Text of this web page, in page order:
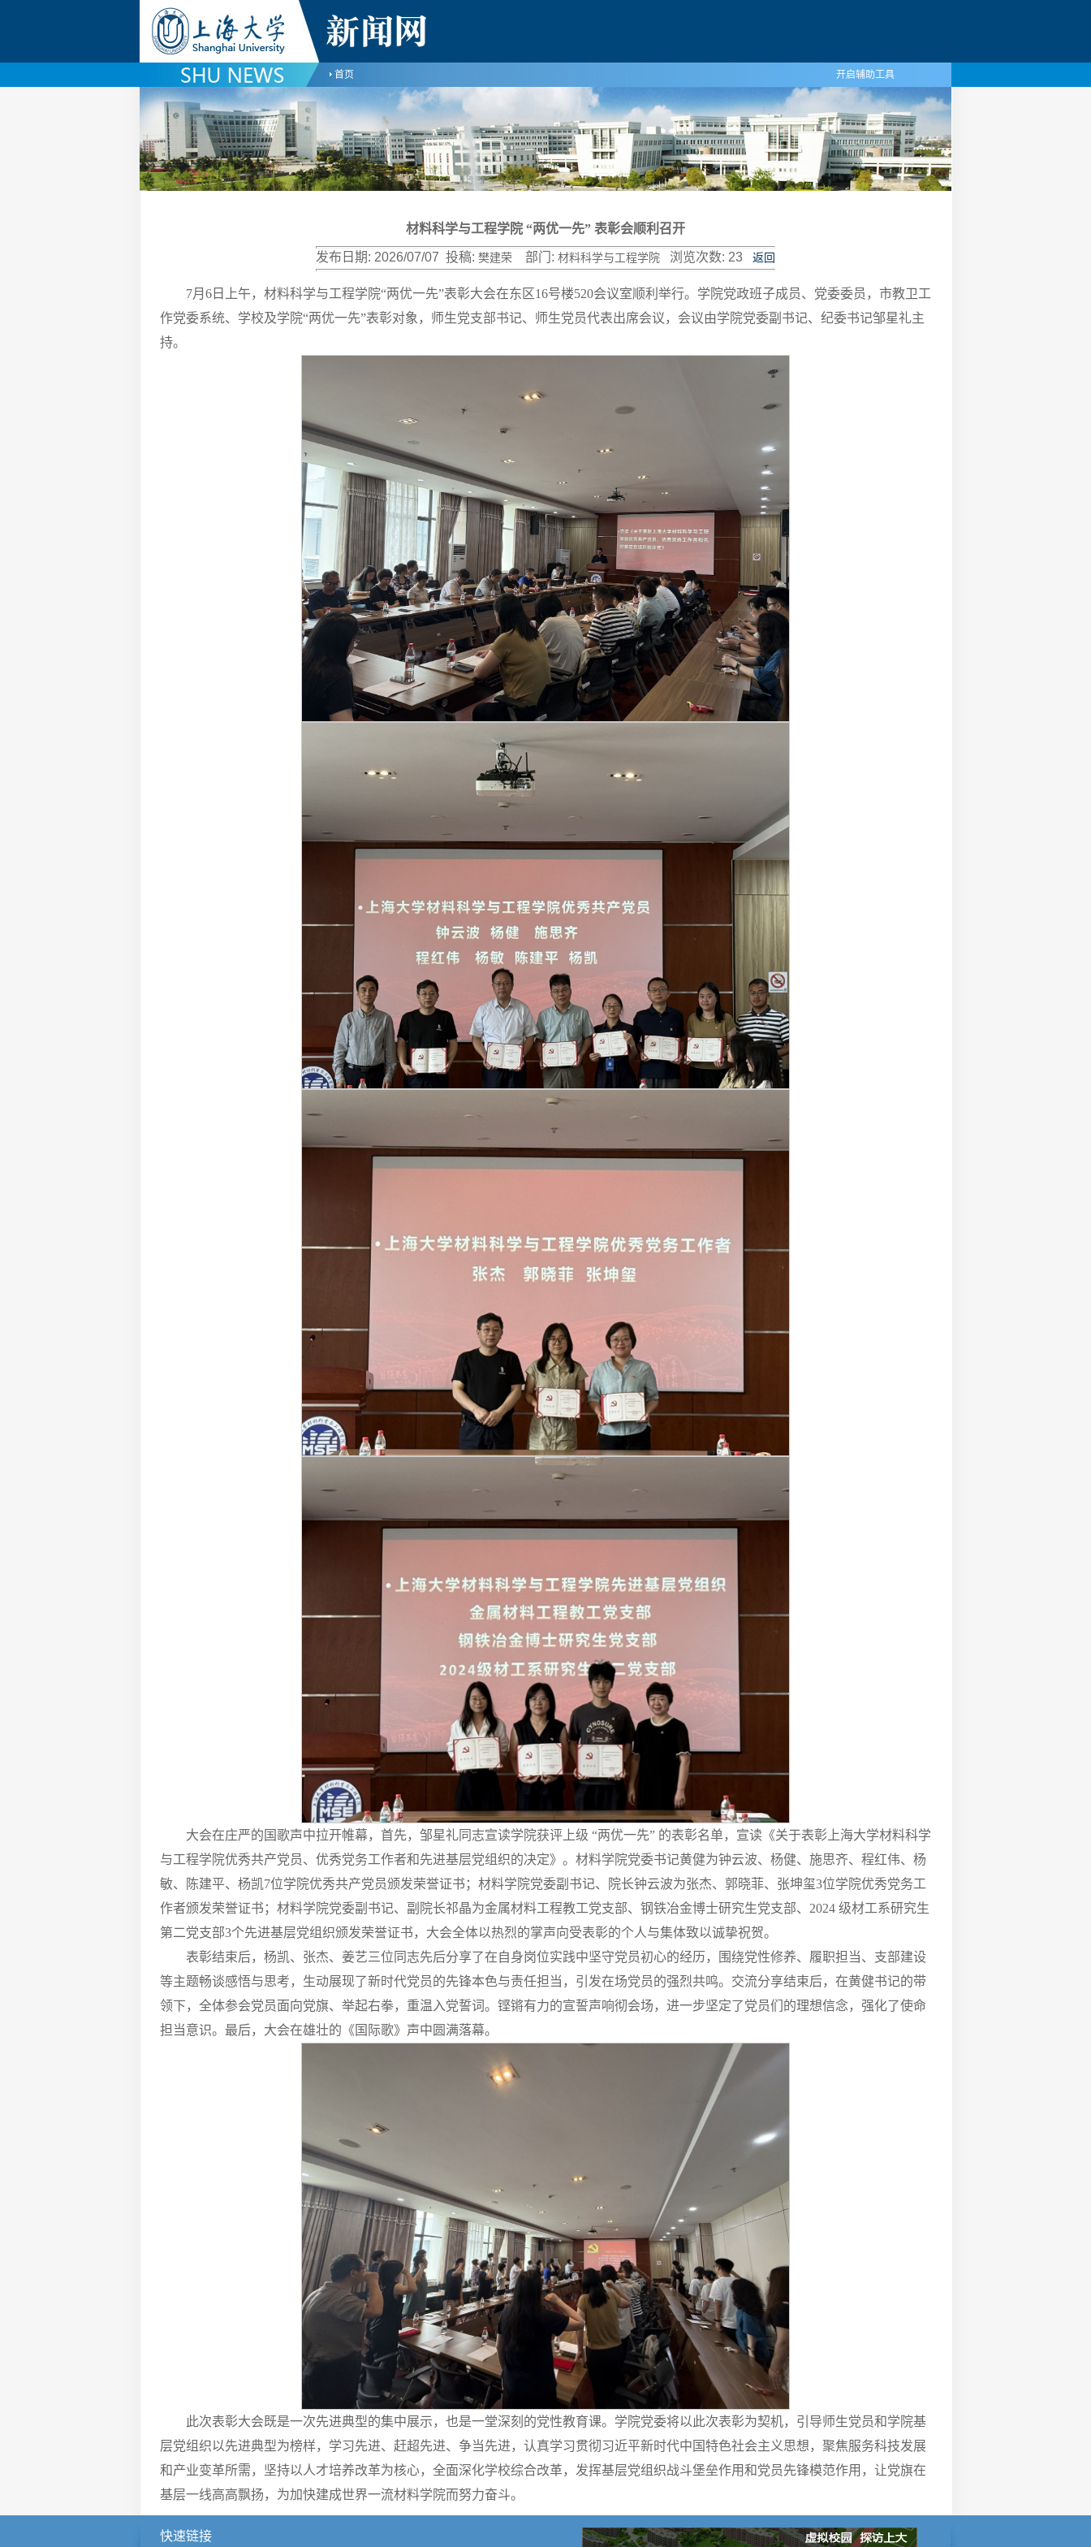
首页 开启辅助工具
材料科学与工程学院 “两优一先” 表彰会顺利召开
发布日期: 2026/07/07 投稿: 樊建荣 部门: 材料科学与工程学院 浏览次数: 23 返回
7月6日上午，材料科学与工程学院“两优一先”表彰大会在东区16号楼520会议室顺利举行。学院党政班子成员、党委委员，市教卫工
作党委系统、学校及学院“两优一先”表彰对象，师生党支部书记、师生党员代表出席会议，会议由学院党委副书记、纪委书记邹星礼主
持。
大会在庄严的国歌声中拉开帷幕，首先，邹星礼同志宣读学院获评上级 “两优一先” 的表彰名单，宣读《关于表彰上海大学材料科学
与工程学院优秀共产党员、优秀党务工作者和先进基层党组织的决定》。材料学院党委书记黄健为钟云波、杨健、施思齐、程红伟、杨
敏、陈建平、杨凯7位学院优秀共产党员颁发荣誉证书；材料学院党委副书记、院长钟云波为张杰、郭晓菲、张坤玺3位学院优秀党务工
作者颁发荣誉证书；材料学院党委副书记、副院长祁晶为金属材料工程教工党支部、钢铁冶金博士研究生党支部、2024 级材工系研究生
第二党支部3个先进基层党组织颁发荣誉证书，大会全体以热烈的掌声向受表彰的个人与集体致以诚挚祝贺。
表彰结束后，杨凯、张杰、姜艺三位同志先后分享了在自身岗位实践中坚守党员初心的经历，围绕党性修养、履职担当、支部建设
等主题畅谈感悟与思考，生动展现了新时代党员的先锋本色与责任担当，引发在场党员的强烈共鸣。交流分享结束后，在黄健书记的带
领下，全体参会党员面向党旗、举起右拳，重温入党誓词。铿锵有力的宣誓声响彻会场，进一步坚定了党员们的理想信念，强化了使命
担当意识。最后，大会在雄壮的《国际歌》声中圆满落幕。
此次表彰大会既是一次先进典型的集中展示，也是一堂深刻的党性教育课。学院党委将以此次表彰为契机，引导师生党员和学院基
层党组织以先进典型为榜样，学习先进、赶超先进、争当先进，认真学习贯彻习近平新时代中国特色社会主义思想，聚焦服务科技发展
和产业变革所需，坚持以人才培养改革为核心，全面深化学校综合改革，发挥基层党组织战斗堡垒作用和党员先锋模范作用，让党旗在
基层一线高高飘扬，为加快建成世界一流材料学院而努力奋斗。
快速链接